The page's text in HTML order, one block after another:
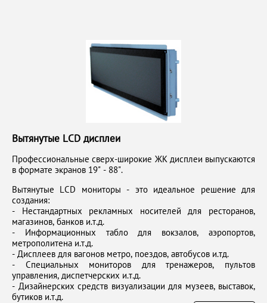
Вытянутые LCD дисплеи
Профессиональные сверх-широкие ЖК дисплеи выпускаются
в формате экранов 19" - 88".
Вытянутые LCD мониторы - это идеальное решение для
создания:
- Нестандартных рекламных носителей для ресторанов,
магазинов, банков и.т.д.
- Информационных табло для вокзалов, аэропортов,
метрополитена и.т.д.
- Дисплеев для вагонов метро, поездов, автобусов и.тд.
- Специальных мониторов для тренажеров, пультов
управления, диспетчерских и.т.д.
- Дизайнерских средств визуализации для музеев, выставок,
бутиков и.т.д.